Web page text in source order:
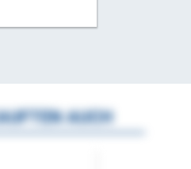
AUCH